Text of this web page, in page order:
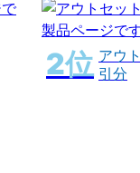
アウ
引分